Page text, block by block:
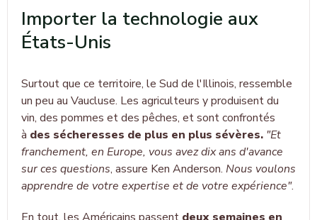
Importer la technologie aux
États-Unis
Surtout que ce territoire, le Sud de l'Illinois, ressemble
un peu au Vaucluse. Les agriculteurs y produisent du
vin, des pommes et des pêches, et sont confrontés
à des sécheresses de plus en plus sévères. "Et
franchement, en Europe, vous avez dix ans d'avance
sur ces questions, assure Ken Anderson. Nous voulons
apprendre de votre expertise et de votre expérience".